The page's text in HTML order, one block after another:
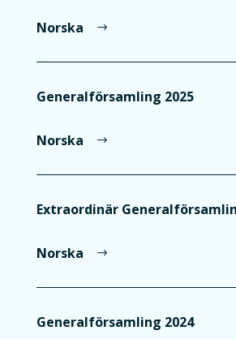
Norska
Generalförsamling 2025
Norska
Extraordinär
Norska
Generalförsamling 2024